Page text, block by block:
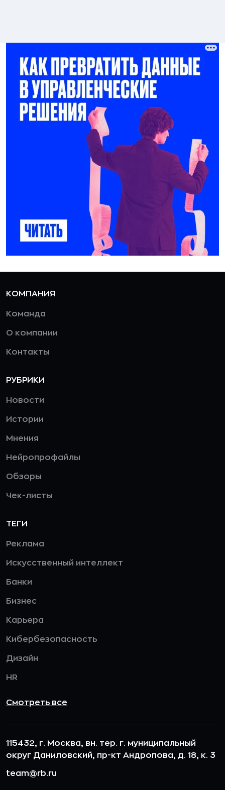
КОМПАНИЯ
Команда
О компании
Контакты
РУБРИКИ
Новости
Истории
Мнения
Нейропрофайлы
Обзоры
Чек-листы
ТЕГИ
Реклама
Искусственный интеллект
Банки
Бизнес
Карьера
Кибербезопасность
Дизайн
HR
Смотреть все
115432, г. Москва, вн. тер. г. муниципальный
округ Даниловский, пр-кт Андропова, д. 18, к. 3
team@rb.ru